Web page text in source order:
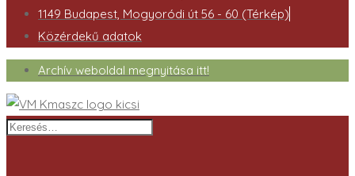
1149 Budapest, Mogyoródi út 56 - 60 (Térkép)
Közérdekű adatok
Archív weboldal megnyitása itt!
Keresés…